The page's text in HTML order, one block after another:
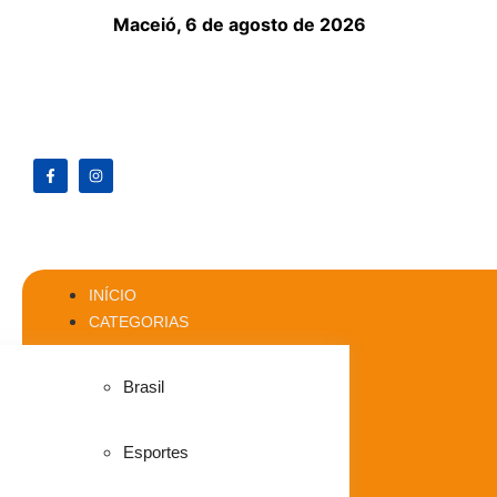
Maceió, 6 de agosto de 2026
INÍCIO
CATEGORIAS
Brasil
Esportes